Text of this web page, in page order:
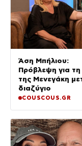
Άση Μπήλιου:
Πρόβλεψη για
της Μενεγάκη
διαζύγιο
COUSCOUS.GR